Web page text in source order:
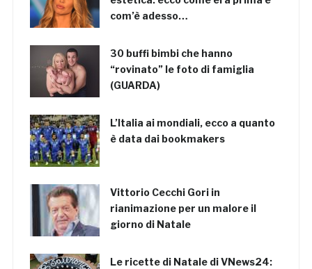
com’è adesso…
30 buffi bimbi che hanno
“rovinato” le foto di famiglia
(GUARDA)
L’Italia ai mondiali, ecco a quanto
è data dai bookmakers
Vittorio Cecchi Gori in
rianimazione per un malore il
giorno di Natale
Le ricette di Natale di VNews24: